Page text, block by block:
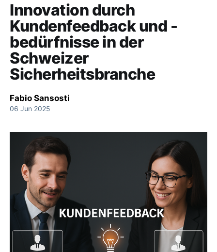
Innovation durch
Kundenfeedback und -
bedürfnisse in der
Schweizer
Sicherheitsbranche
Fabio Sansosti
06 Jun 2025